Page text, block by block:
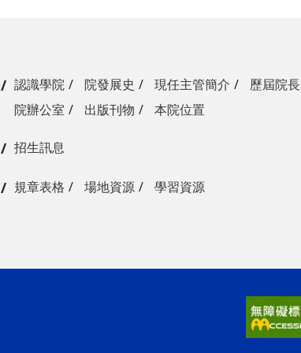
認識學院 院發展史 現任主管簡介
歷屆院長
院辦公室
出版刊物 本院位置
招生訊息
規章表格 場地資源 學習資源